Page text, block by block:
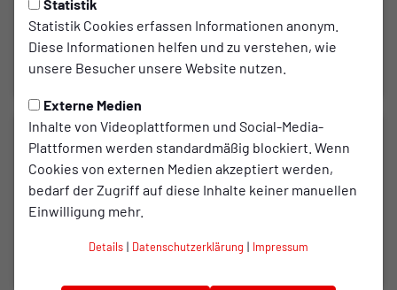
Statistik
Statistik Cookies erfassen Informationen anonym.
Diese Informationen helfen und zu verstehen, wie
unsere Besucher unsere Website nutzen.
Externe Medien
Inhalte von Videoplattformen und Social-Media-
Plattformen werden standardmäßig blockiert. Wenn
Cookies von externen Medien akzeptiert werden,
bedarf der Zugriff auf diese Inhalte keiner manuellen
Einwilligung mehr.
Details | Datenschutzerklärung | Impressum